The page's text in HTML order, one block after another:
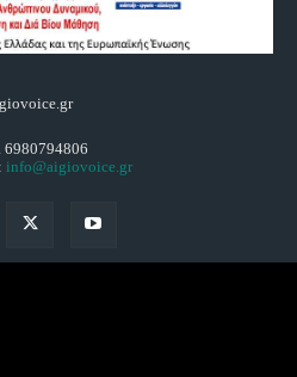
6980794806
info@aigiovoice.gr